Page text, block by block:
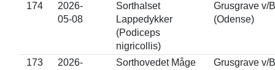
174
2026-
05-08
Sorthalset
Lappedykker
(Podiceps
nigricollis)
Grusgrave v/
(Odense)
173
2026-
Sorthovedet Måge
Grusgrave v/